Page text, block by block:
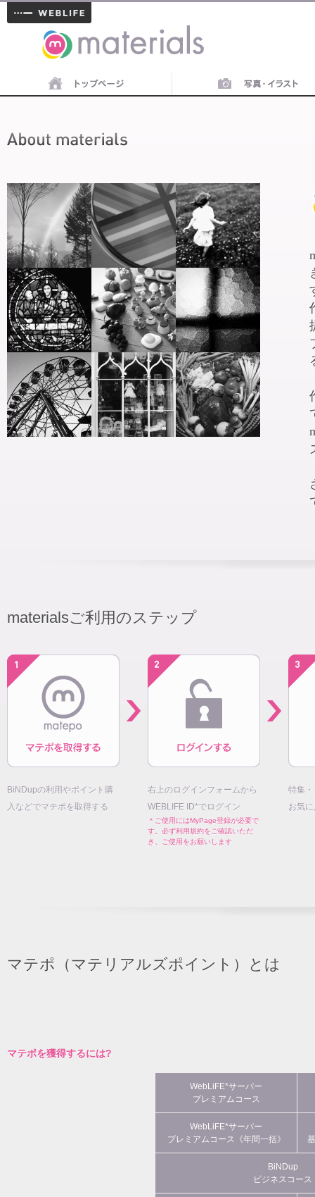
materials
materialsご利用のステップ
BiNDupの利用やポイント購
入などでマテポを取得する
右上のログインフォームから
WEBLIFE ID*でログイン
＊ご使用にはMyPage登録が必要で
す。必ず利用規約をご確認いただ
き、ご使用をお願いします
特集
お気
マテポ（マテリアルズポイント）とは
マテポを獲得するには?
WebLiFE*サーバー
プレミアムコース
WebLiFE*サーバー
プレミアムコース《年間一括》
BiNDup
ビジネスコース